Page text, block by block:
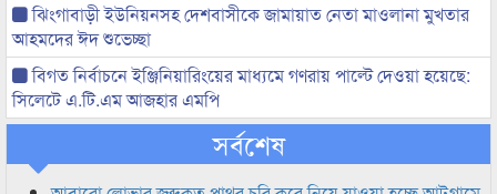
ঝিংগাবাড়ী ইউনিয়নসহ দেশবাসীকে জামায়াত নেতা মাওলানা মুখতার
আহমদের ঈদ শুভেচ্ছা
বিগত নির্বাচনে ইঞ্জিনিয়ারিংয়ের মাধ্যমে গণরায় পাল্টে দেওয়া হয়েছে:
সিলেটে এ.টি.এম আজহার এমপি
সর্বশেষ